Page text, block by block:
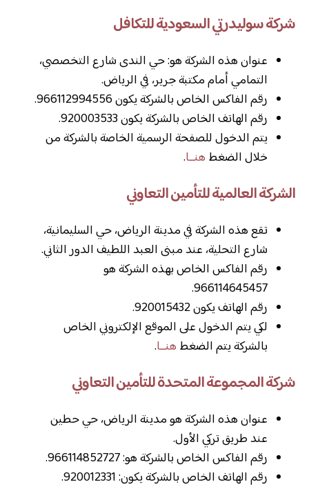
شركة سوليدرتي السعودية للتكافل
عنوان هذه الشركة هو: حي الندى شارع التخصصي،
التمامي أمام مكتبة جرير، في الرياض.
رقم الفاكس الخاص بالشركة يكون 966112994556.
رقم الهاتف الخاص بالشركة يكون 920003533.
يتم الدخول للصفحة الرسمية الخاصة بالشركة من
خلال الضغط هنــا.
الشركة العالمية للتأمين التعاوني
تقع هذه الشركة في مدينة الرياض، حي السليمانية،
شارع التحلية، عند مبنى العبد اللطيف الدور الثاني.
رقم الفاكس الخاص بهذه الشركة هو
966114645457.
رقم الهاتف يكون 920015432.
لكي يتم الدخول على الموقع الإلكتروني الخاص
بالشركة يتم الضغط هنــا.
شركة المجموعة المتحدة للتأمين التعاوني
عنوان هذه الشركة هو مدينة الرياض، حي حطين
عند طريق تركي الأول.
رقم الفاكس الخاص بالشركة هو: 966114852727.
رقم الهاتف الخاص بالشركة يكون: 920012331.